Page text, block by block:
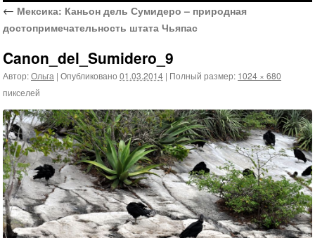
← Мексика: Каньон дель Сумидеро – природная
достопримечательность штата Чьяпас
Canon_del_Sumidero_9
Автор:Ольга | Опубликовано 01.03.2014 | Полный размер: 1024 × 680
пикселей